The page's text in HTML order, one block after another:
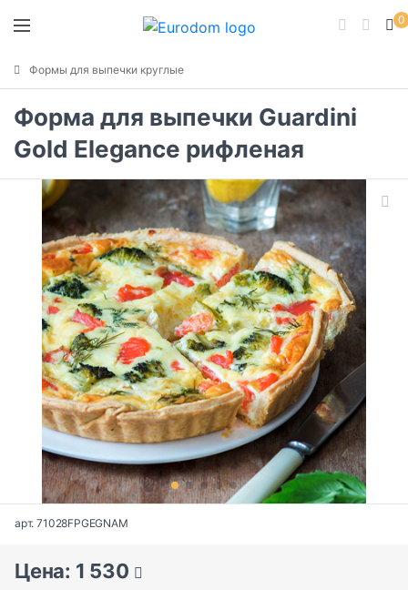
0
Формы для выпечки круглые
Форма для выпечки Guardini
Gold Elegance рифленая
арт. 71028FPGEGNAM
Цена: 1 530